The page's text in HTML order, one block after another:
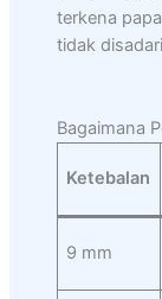
terkena
tidak
Bagaimana
Ketebalan
9 mm